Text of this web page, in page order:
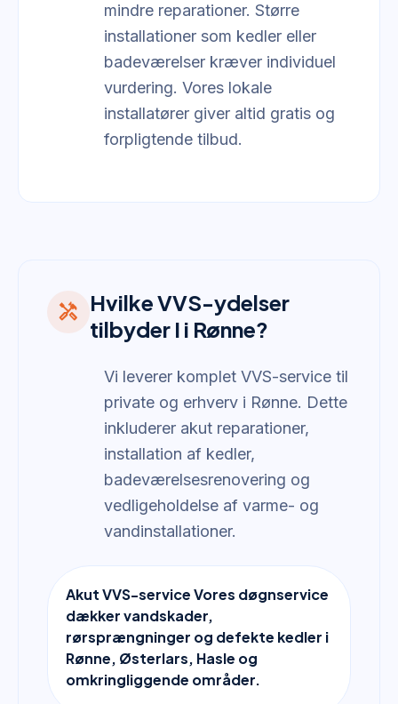
mindre reparationer. Større
installationer som kedler eller
badeværelser kræver individuel
vurdering. Vores lokale
installatører giver altid gratis og
forpligtende tilbud.
handyman Hvilke VVS-ydelser
tilbyder I i Rønne?
Vi leverer komplet VVS-service til
private og erhverv i Rønne. Dette
inkluderer akut reparationer,
installation af kedler,
badeværelsesrenovering og
vedligeholdelse af varme- og
vandinstallationer.
Akut VVS-service Vores døgnservice
dækker vandskader,
rørsprængninger og defekte kedler i
Rønne, Østerlars, Hasle og
omkringliggende områder.